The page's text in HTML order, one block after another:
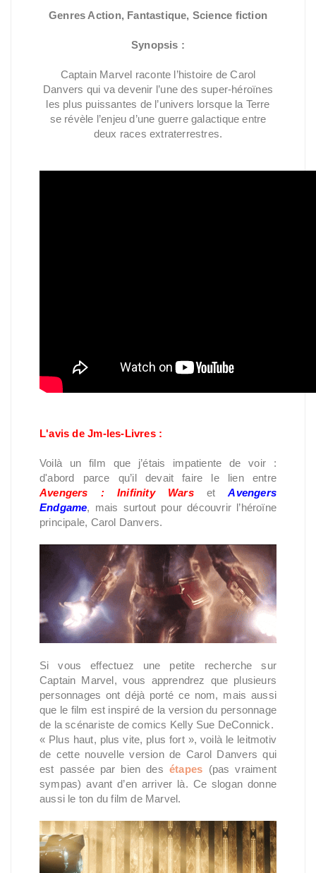
Genres Action, Fantastique, Science fiction
Synopsis :
Captain Marvel raconte l’histoire de Carol
Danvers qui va devenir l’une des super-héroïnes
les plus puissantes de l’univers lorsque la Terre
se révèle l’enjeu d’une guerre galactique entre
deux races extraterrestres.
L'avis de Jm-les-Livres :
Voilà un film que j’étais impatiente de voir :
d'abord parce qu’il devait faire le lien entre
Avengers : Inifinity Wars etAvengers
Endgame, mais surtout pour découvrir l’héroïne
principale, Carol Danvers.
Si vous effectuez une petite recherche sur
Captain Marvel, vous apprendrez que plusieurs
personnages ont déjà porté ce nom, mais aussi
que le film est inspiré de la version du personnage
de la scénariste de comics Kelly Sue DeConnick.
« Plus haut, plus vite, plus fort », voilà le leitmotiv
de cette nouvelle version de Carol Danvers qui
est passée par bien des étapes (pas vraiment
sympas) avant d’en arriver là. Ce slogan donne
aussi le ton du film de Marvel.